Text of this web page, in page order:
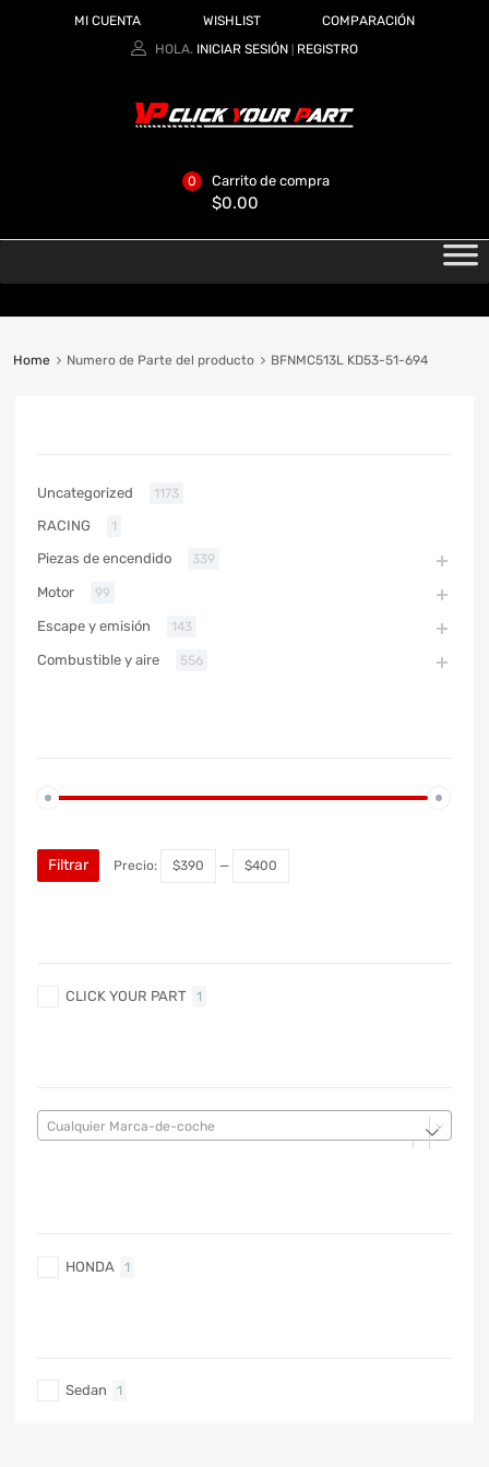
MI CUENTA WISHLIST
COMPARACIÓN
HOLA. INICIAR SESIÓN REGISTRO
Carrito de compra
$0.00
0
Home Numero de Parte del producto BFNMC513L KD53-51-694
Uncategorized 1173
RACING 1
Piezas de encendido 339
Motor 99
Escape y emisión 143
Combustible y aire 556
Filtrar Precio: $390 — $400
CLICK YOUR PART 1
Cualquier Marca-de-coche
HONDA 1
Sedan 1